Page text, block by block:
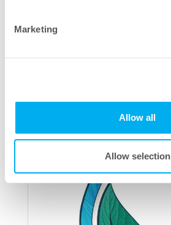
Marketing
Allow all
Allow selection
externes rigides